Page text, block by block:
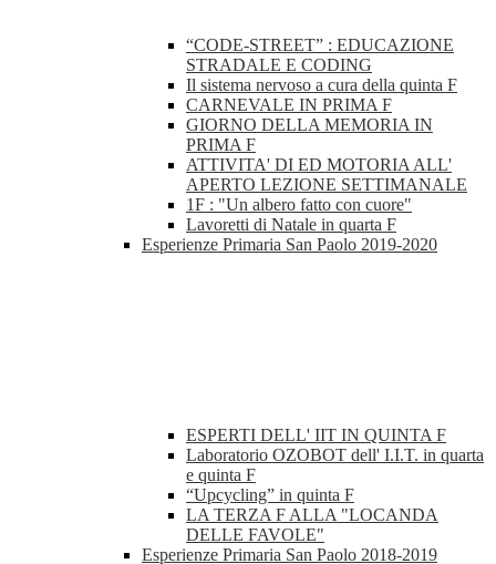
“CODE-STREET” : EDUCAZIONE
STRADALE E CODING
Il sistema nervoso a cura della quinta F
CARNEVALE IN PRIMA F
GIORNO DELLA MEMORIA IN
PRIMA F
ATTIVITA' DI ED MOTORIA ALL'
APERTO LEZIONE SETTIMANALE
1F : "Un albero fatto con cuore"
Lavoretti di Natale in quarta F
Esperienze Primaria San Paolo 2019-2020
ESPERTI DELL' IIT IN QUINTA F
Laboratorio OZOBOT dell' I.I.T. in quarta
e quinta F
“Upcycling” in quinta F
LA TERZA F ALLA "LOCANDA
DELLE FAVOLE"
Esperienze Primaria San Paolo 2018-2019